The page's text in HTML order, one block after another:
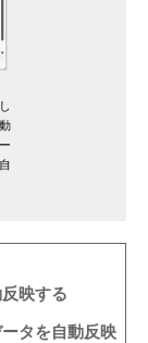
映する
タを自動反映